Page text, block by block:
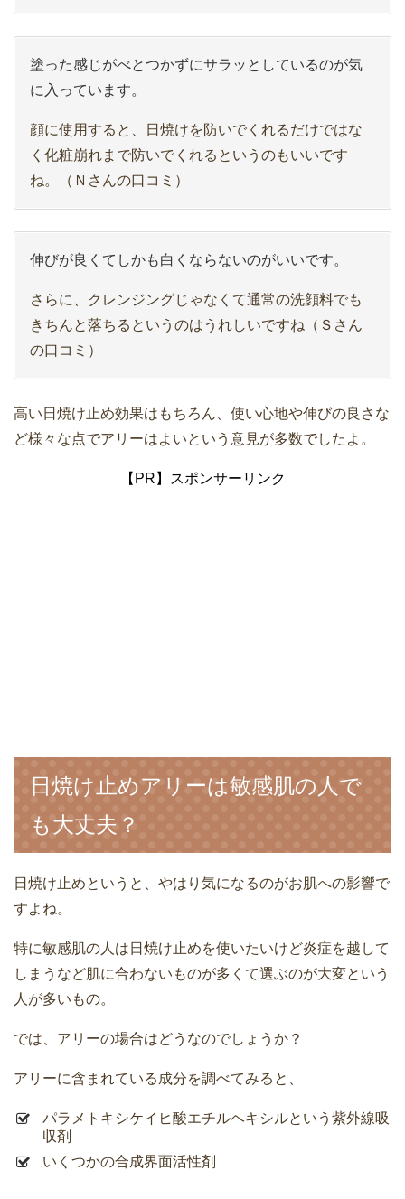
塗った感じがべとつかずにサラッとしているのが気
に入っています。
顔に使用すると、日焼けを防いでくれるだけではな
く化粧崩れまで防いでくれるというのもいいです
ね。（Ｎさんの口コミ）
伸びが良くてしかも白くならないのがいいです。
さらに、クレンジングじゃなくて通常の洗顔料でも
きちんと落ちるというのはうれしいですね（Ｓさん
の口コミ）
高い日焼け止め効果はもちろん、使い心地や伸びの良さな
ど様々な点でアリーはよいという意見が多数でしたよ。
【PR】スポンサーリンク
日焼け止めアリーは敏感肌の人で
も大丈夫？
日焼け止めというと、やはり気になるのがお肌への影響で
すよね。
特に敏感肌の人は日焼け止めを使いたいけど炎症を越して
しまうなど肌に合わないものが多くて選ぶのが大変という
人が多いもの。
では、アリーの場合はどうなのでしょうか？
アリーに含まれている成分を調べてみると、
パラメトキシケイヒ酸エチルヘキシルという紫外線吸
収剤
いくつかの合成界面活性剤